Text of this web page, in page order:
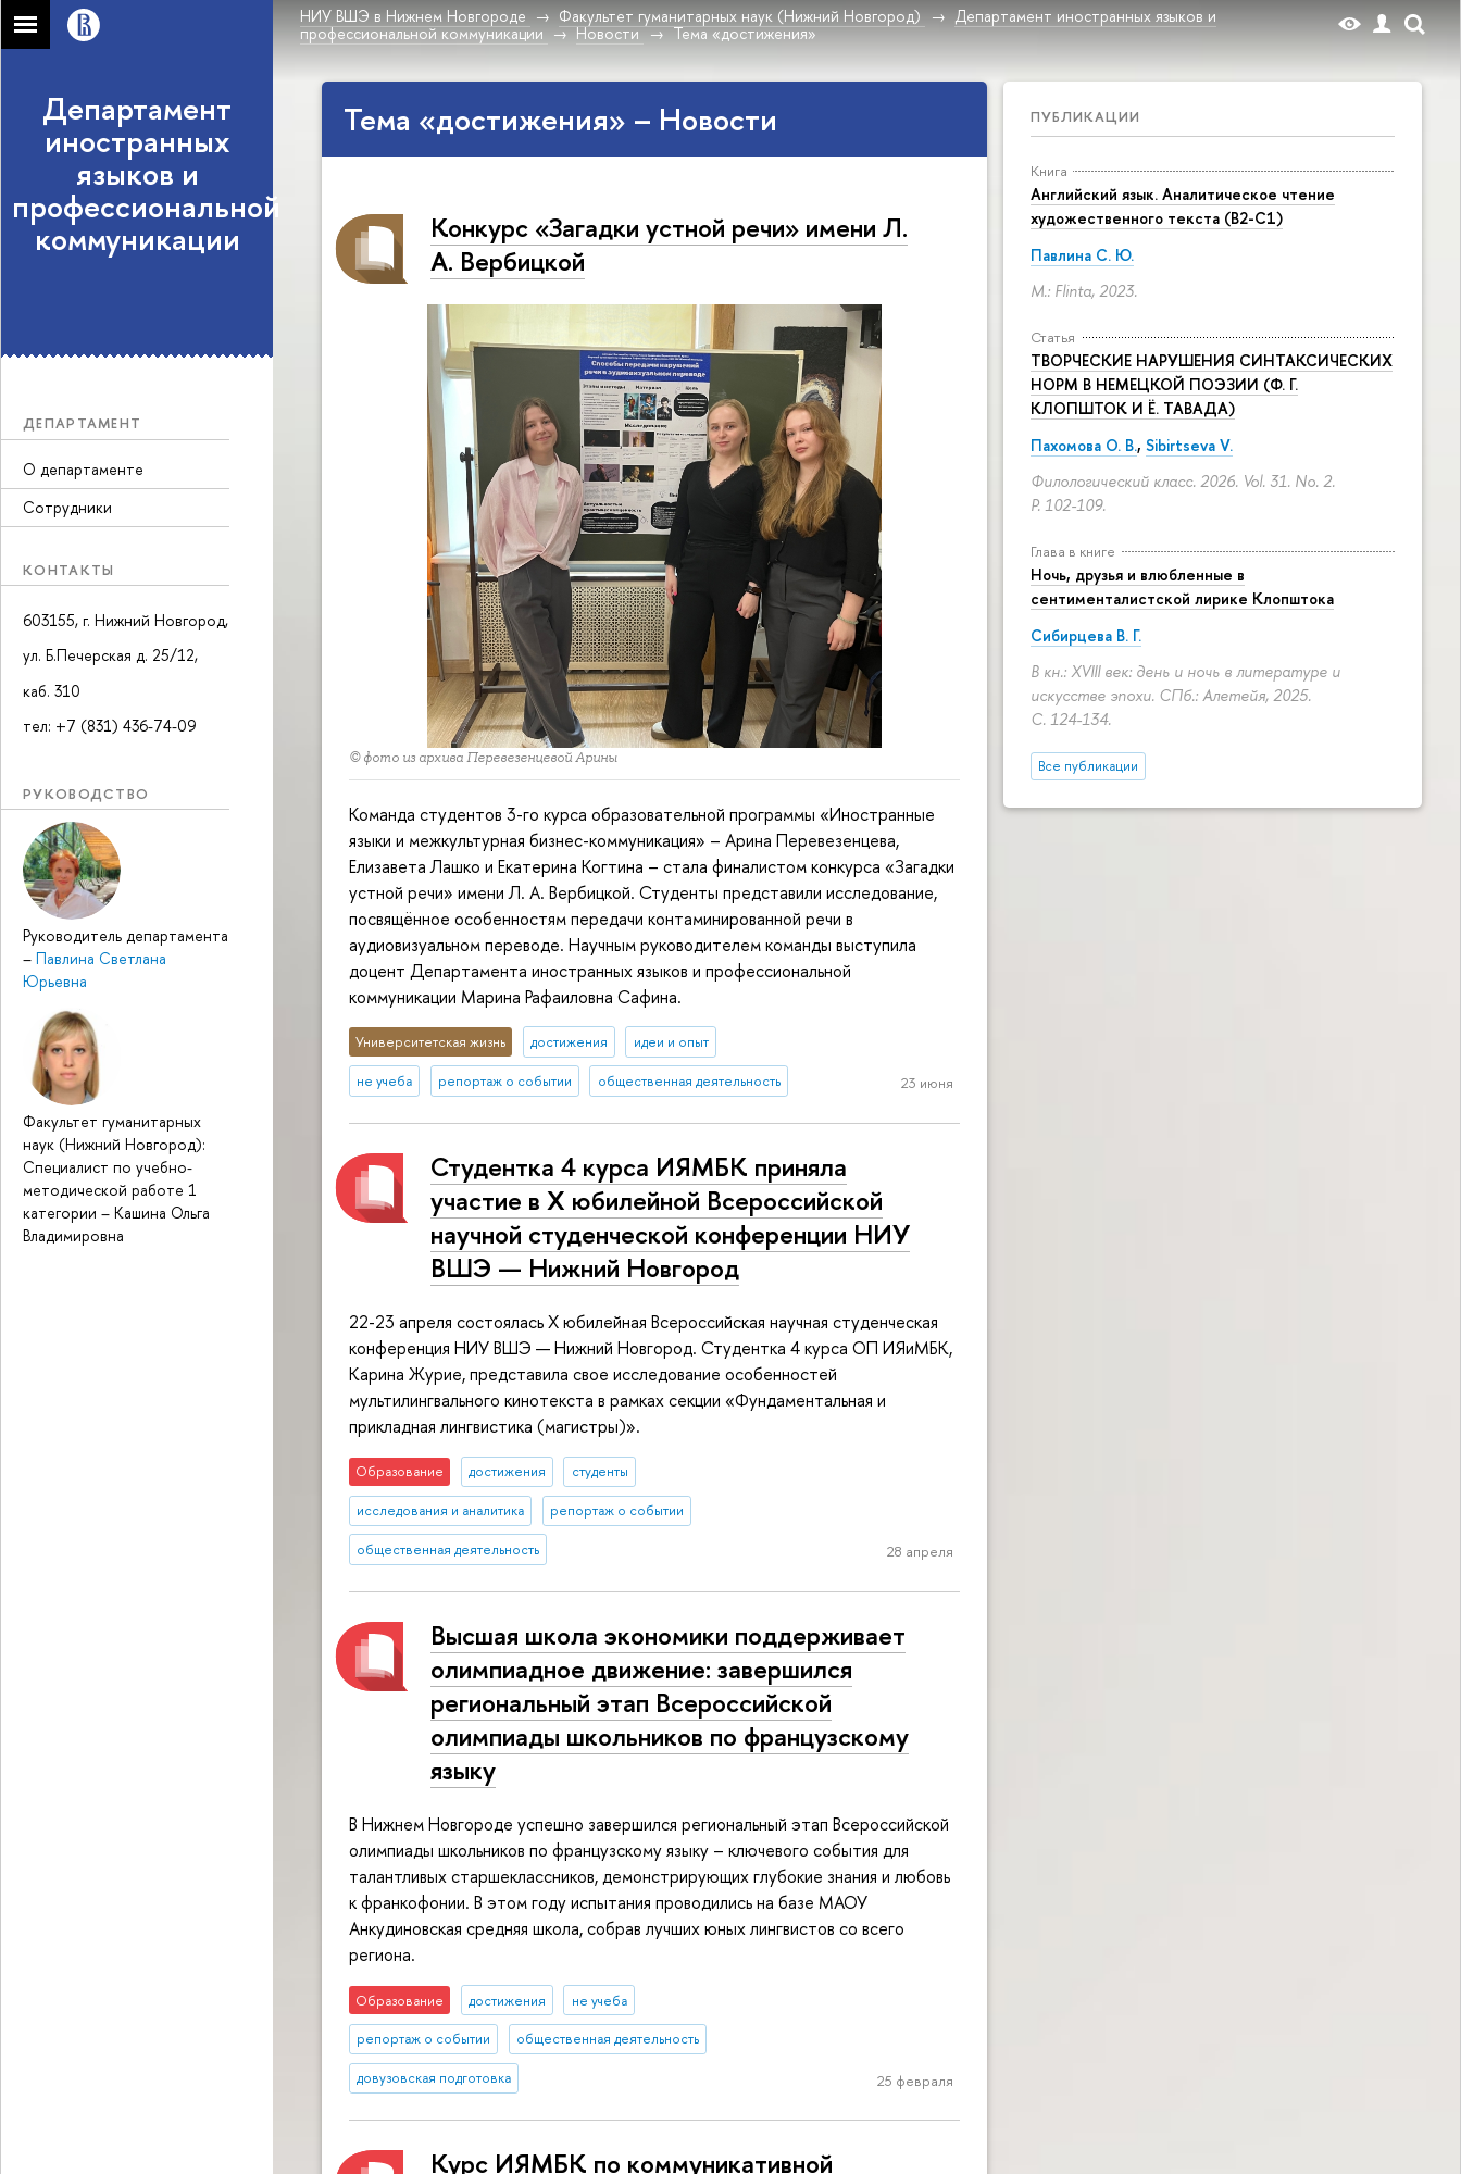
НИУ ВШЭ в Нижнем Новгороде Факультет гуманитарных наук (Нижний Новгород)
Департамент иностранных языков и
профессиональной коммуникации
Новости Тема «достижения»
Департамент
иностранных
языков и
профессиональной
коммуникации
ДЕПАРТАМЕНТ
О департаменте
Сотрудники
КОНТАКТЫ
603155, г. Нижний Новгород,
ул. Б.Печерская д. 25/12,
каб. 310
тел: +7 (831) 436-74-09
РУКОВОДСТВО
Руководитель департамента
– Павлина Светлана
Юрьевна
Факультет гуманитарных
наук (Нижний Новгород):
Специалист по учебно-
методической работе 1
категории – Кашина Ольга
Владимировна
ПУБЛИКАЦИИ
Книга
Английский язык. Аналитическое чтение
художественного текста (B2-C1)
Павлина С. Ю.
M.: Flinta, 2023.
Статья
ТВОРЧЕСКИЕ НАРУШЕНИЯ СИНТАКСИЧЕСКИХ
НОРМ В НЕМЕЦКОЙ ПОЭЗИИ (Ф. Г.
КЛОПШТОК И Ё. ТАВАДА)
Пахомова О. В., Sibirtseva V.
Филологический класс. 2026. Vol. 31. No. 2.
P. 102-109.
Глава в книге
Ночь, друзья и влюбленные в
сентименталистской лирике Клопштока
Сибирцева В. Г.
В кн.: XVIII век: день и ночь в литературе и
искусстве эпохи. СПб.: Алетейя, 2025.
С. 124-134.
Все публикации
Тема «достижения» – Новости
Конкурс «Загадки устной речи» имени Л.
А. Вербицкой
© фото из архива Перевезенцевой Арины
Команда студентов 3-го курса образовательной программы «Иностранные
языки и межкультурная бизнес-коммуникация» – Арина Перевезенцева,
Елизавета Лашко и Екатерина Когтина – стала финалистом конкурса «Загадки
устной речи» имени Л. А. Вербицкой. Студенты представили исследование,
посвящённое особенностям передачи контаминированной речи в
аудиовизуальном переводе. Научным руководителем команды выступила
доцент Департамента иностранных языков и профессиональной
коммуникации Марина Рафаиловна Сафина.
Университетская жизнь достижения идеи и опыт
не учеба репортаж о событии общественная деятельность 23 июня
Студентка 4 курса ИЯМБК приняла
участие в X юбилейной Всероссийской
научной студенческой конференции НИУ
ВШЭ — Нижний Новгород
22-23 апреля состоялась X юбилейная Всероссийская научная студенческая
конференция НИУ ВШЭ — Нижний Новгород. Студентка 4 курса ОП ИЯиМБК,
Карина Журие, представила свое исследование особенностей
мультилингвального кинотекста в рамках секции «Фундаментальная и
прикладная лингвистика (магистры)».
Образование достижения студенты
исследования и аналитика репортаж о событии
общественная деятельность 28 апреля
Высшая школа экономики поддерживает
олимпиадное движение: завершился
региональный этап Всероссийской
олимпиады школьников по французскому
языку
В Нижнем Новгороде успешно завершился региональный этап Всероссийской
олимпиады школьников по французскому языку – ключевого события для
талантливых старшеклассников, демонстрирующих глубокие знания и любовь
к франкофонии. В этом году испытания проводились на базе МАОУ
Анкудиновская средняя школа, собрав лучших юных лингвистов со всего
региона.
Образование достижения не учеба
репортаж о событии общественная деятельность
довузовская подготовка 25 февраля
Курс ИЯМБК по коммуникативной